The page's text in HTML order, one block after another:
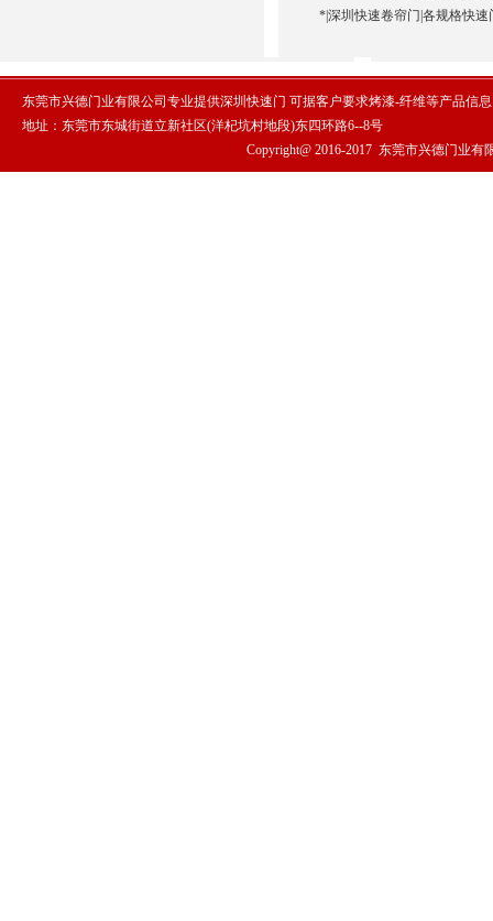
*|深圳快速卷帘门|各规格快速
东莞市兴德门业有限公司专业提供深圳快速门 可据客户要求烤漆-纤维等产品信
地址：东莞市东城街道立新社区(洋杞坑村地段)东四环路6--8号
Copyright@ 2016-2017 东莞市兴德门业有